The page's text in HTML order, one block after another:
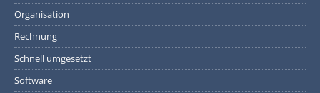
Organisation
Rechnung
Schnell umgesetzt
Software